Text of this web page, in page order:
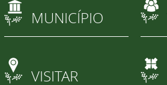
MUNICÍPIO
VISITAR